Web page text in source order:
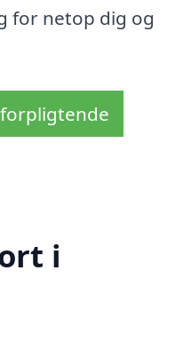
for netop dig og
i